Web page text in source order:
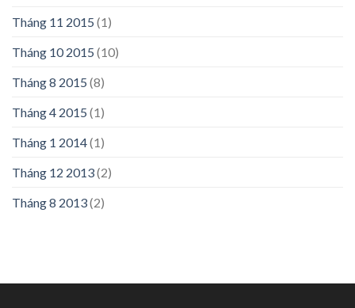
Tháng 11 2015 (1)
Tháng 10 2015 (10)
Tháng 8 2015 (8)
Tháng 4 2015 (1)
Tháng 1 2014(1)
Tháng 12 2013(2)
Tháng 8 2013(2)